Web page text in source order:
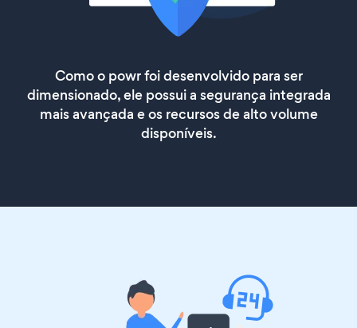
Como o powr foi desenvolvido para ser
dimensionado, ele possui a segurança integrada
mais avançada e os recursos de alto volume
disponíveis.